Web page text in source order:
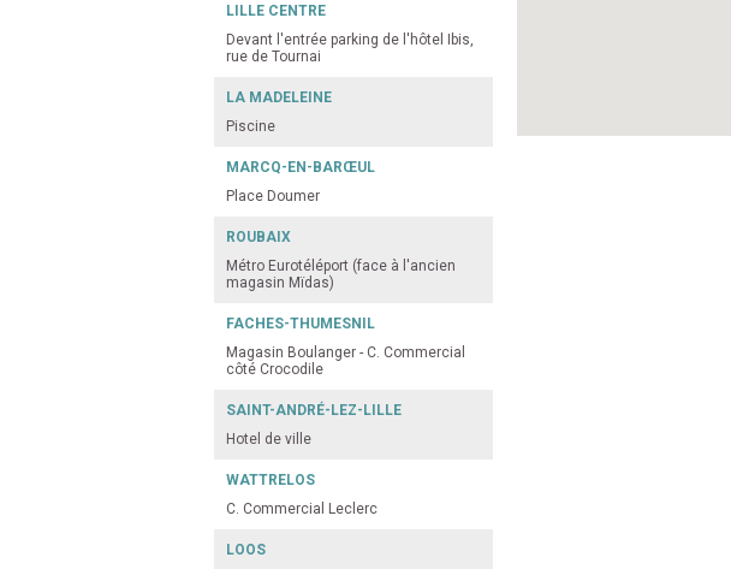
LILLE CENTRE
Devant l'entrée parking de l'hôtel Ibis,
rue de Tournai
LA MADELEINE
Piscine
MARCQ-EN-BARŒUL
Place Doumer
ROUBAIX
Métro Eurotéléport (face à l'ancien
magasin Mïdas)
FACHES-THUMESNIL
Magasin Boulanger - C. Commercial
côté Crocodile
SAINT-ANDRÉ-LEZ-LILLE
Hotel de ville
WATTRELOS
C. Commercial Leclerc
LOOS